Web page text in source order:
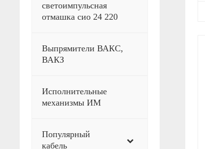
светоимпульсная
отмашка сио 24 220
Выпрямители ВАКС,
ВАКЗ
Исполнительные
механизмы ИМ
Популярный
кабель